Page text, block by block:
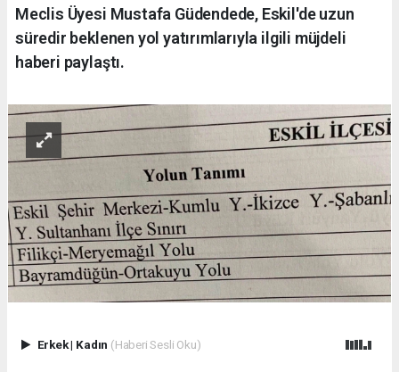
Meclis Üyesi Mustafa Güdendede, Eskil'de uzun
süredir beklenen yol yatırımlarıyla ilgili müjdeli
haberi paylaştı.
Erkek| Kadın (Haberi Sesli Oku)